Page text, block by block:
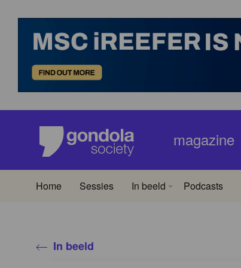
magazine
Home Sessies In beeld Podcasts
In beeld